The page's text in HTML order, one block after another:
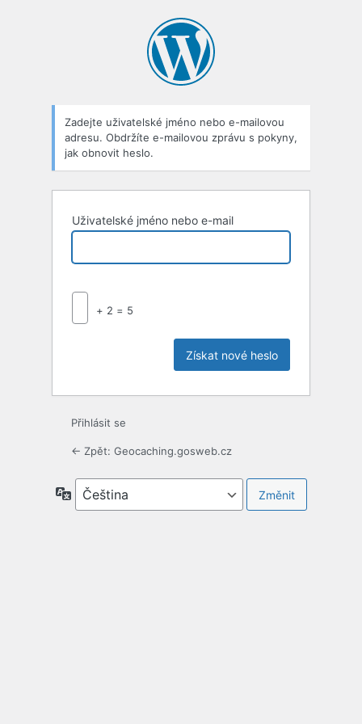
Zadejte uživatelské jméno nebo e-mailovou
adresu. Obdržíte e-mailovou zprávu s pokyny,
jak obnovit heslo.
Uživatelské jméno nebo e-mail
+ 2 = 5
Přihlásit se
← Zpět: Geocaching.gosweb.cz
Jazyky